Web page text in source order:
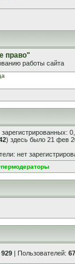
право"
работы сайта
зарегистрированных:
) здесь было 21 фев
нет
929 | Пользователей: